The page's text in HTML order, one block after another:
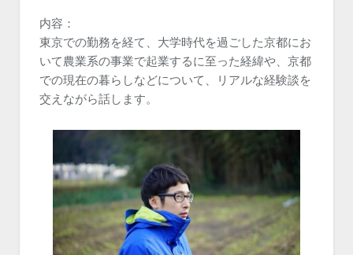
内容：
東京での勤務を経て、大学時代を過ごした京都にお
いて農業系の事業で起業するに至った経緯や、京都
での現在の暮らしなどについて、リアルな経験談を
交えながら話します。